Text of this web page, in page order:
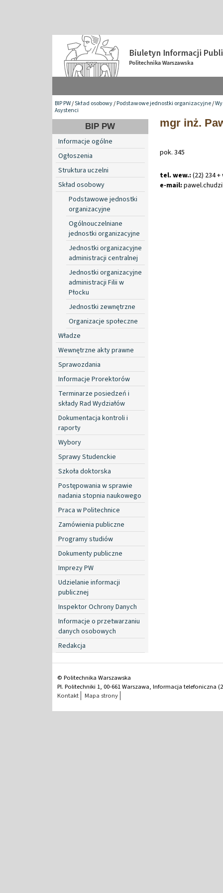
BIP PW/Skład osobowy/Podstawowe jednostki organizacyjne/
Asystenci
BIP PW
Informacje ogólne
Ogłoszenia
Struktura uczelni
Skład osobowy
Podstawowe jednostki
organizacyjne
Ogólnouczelniane
jednostki organizacyjne
Jednostki organizacyjne
administracji centralnej
Jednostki organizacyjne
administracji Filii w
Płocku
Jednostki zewnętrzne
Organizacje społeczne
Władze
Wewnętrzne akty prawne
Sprawozdania
Informacje Prorektorów
Terminarze posiedzeń i
składy Rad Wydziałów
Dokumentacja kontroli i
raporty
Wybory
Sprawy Studenckie
Szkoła doktorska
Postępowania w sprawie
nadania stopnia naukowego
Praca w Politechnice
Zamówienia publiczne
Programy studiów
Dokumenty publiczne
Imprezy PW
Udzielanie informacji
publicznej
Inspektor Ochrony Danych
Informacje o przetwarzaniu
danych osobowych
Redakcja
mgr inż.
pok. 345
tel. wew.: (22) 234
e-mail: pawel.
© Politechnika Warszawska
Pl. Politechniki 1, 00-661 Warszawa, Informacja telefoniczna
Kontakt
Mapa strony